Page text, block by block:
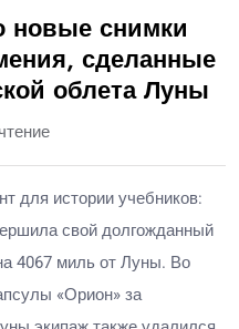
новые снимки
сделанные
облета Луны
для истории учебников:
свой долгожданный
4067 миль от Луны. Во
«Орион» за